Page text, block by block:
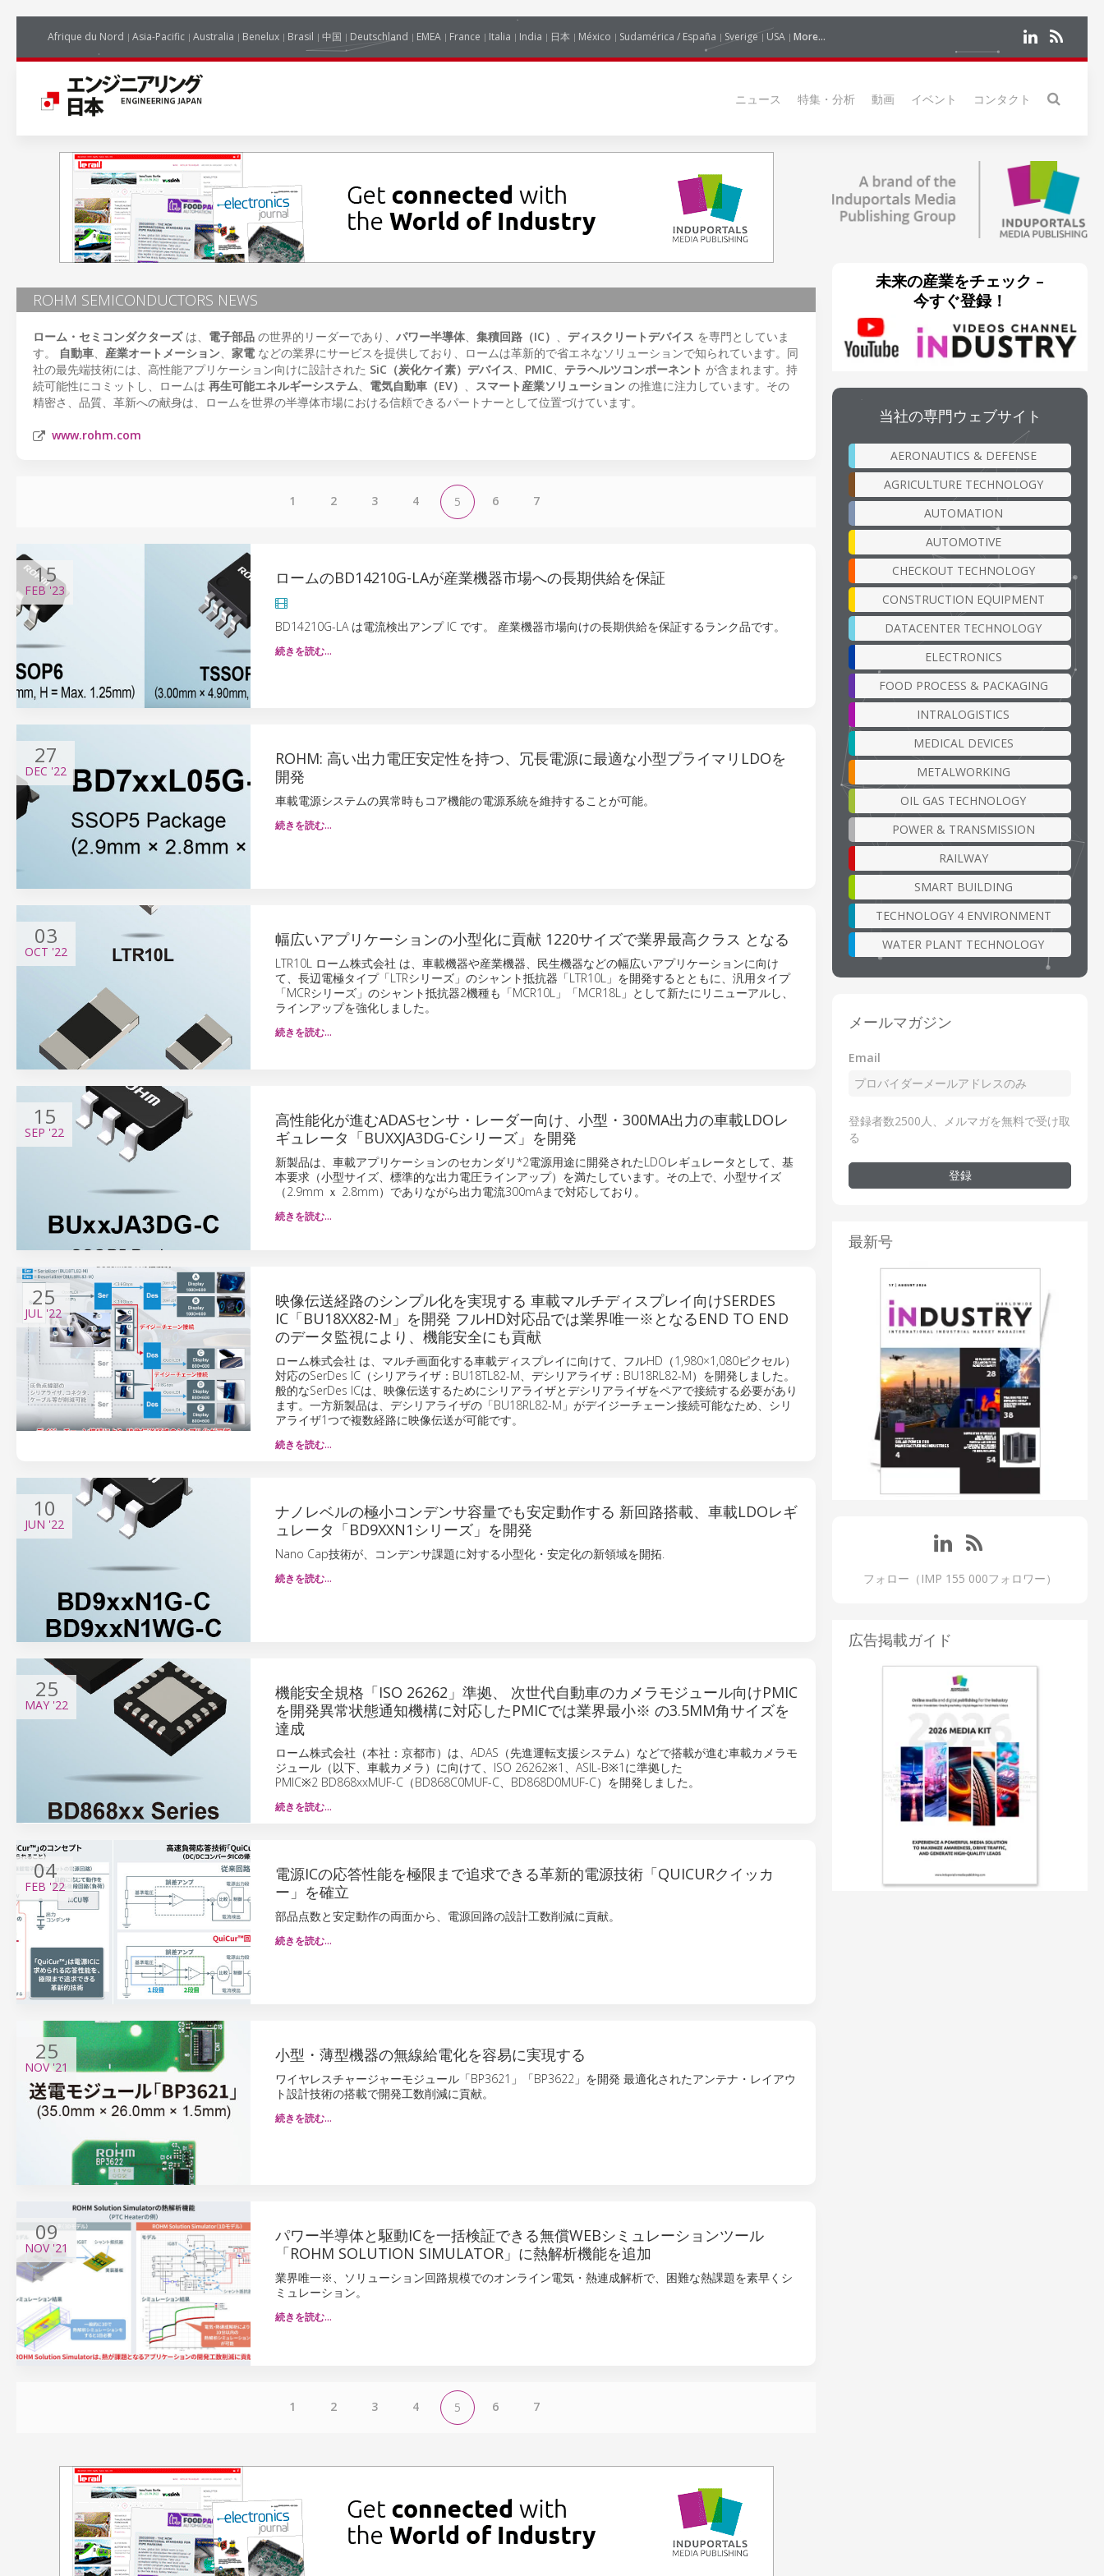
Afrique du Nord Asia-Pacific Australia Benelux Brasil 中国 Deutschland EMEA France Italia India 日本 México Sudamérica / España Sverige USA More...
ニュース 特集・分析 動画 イベント コンタクト
ROHM SEMICONDUCTORS NEWS
ローム・セミコンダクターズは、 電子部品 の世界的リーダーであり、 パワー半導体、 集積回路（IC） 、 ディスクリートデバイス を専門としていま
す。
自動車、 産業オートメーション、 家電 などの業界にサービスを提供しており、ロームは革新的で省エネなソリューションで知られています。同
社の最先端技術には、高性能アプリケーション向けに設計された SiC（炭化ケイ素）デバイス、 PMIC、 テラヘルツコンポーネント が含まれます。持
続可能性にコミットし、ロームは 再生可能エネルギーシステム、 電気自動車（EV） 、 スマート産業ソリューション の推進に注力しています。その
精密さ、品質、革新への献身は、ロームを世界の半導体市場における信頼できるパートナーとして位置づけています。
www.rohm.com
1 2 3 4 5 6 7
15
FEB'23
ロームのBD14210G-LAが産業機器市場への長期供給を保証
BD14210G-LA は電流検出アンプ IC です。 産業機器市場向けの長期供給を保証するランク品です。
続きを読む…
27
DEC '22
ROHM: 高い出力電圧安定性を持つ、冗長電源に最適な小型プライマリLDOを
開発
車載電源システムの異常時もコア機能の電源系統を維持することが可能。
続きを読む…
03
OCT '22
幅広いアプリケーションの小型化に貢献 1220サイズで業界最高クラス となる
LTR10L ローム株式会社 は、車載機器や産業機器、民生機器などの幅広いアプリケーションに向け
て、長辺電極タイプ「LTRシリーズ」のシャント抵抗器「LTR10L」を開発するとともに、汎用タイプ
「MCRシリーズ」のシャント抵抗器2機種も「MCR10L」「MCR18L」として新たにリニューアルし、
ラインアップを強化しました。
続きを読む…
15
SEP '22
高性能化が進むADASセンサ・レーダー向け、小型・300MA出力の車載LDOレ
ギュレータ「BUXXJA3DG-Cシリーズ」を開発
新製品は、車載アプリケーションのセカンダリ*2電源用途に開発されたLDOレギュレータとして、基
本要求（小型サイズ、標準的な出力電圧ラインアップ）を満たしています。その上で、小型サイズ
（2.9mm ｘ 2.8mm）でありながら出力電流300mAまで対応しており。
続きを読む…
25
JUL '22
映像伝送経路のシンプル化を実現する 車載マルチディスプレイ向けSERDES
IC「BU18XX82-M」を開発 フルHD対応品では業界唯一※となるEND TO END
のデータ監視により、機能安全にも貢献
ローム株式会社 は、マルチ画面化する車載ディスプレイに向けて、フルHD（1,980×1,080ピクセル）
対応のSerDes IC（シリアライザ：BU18TL82-M、デシリアライザ：BU18RL82-M）を開発しました。
般的なSerDes ICは、映像伝送するためにシリアライザとデシリアライザをペアで接続する必要があり
ます。一方新製品は、デシリアライザの「BU18RL82-M」がデイジーチェーン接続可能なため、シリ
アライザ1つで複数経路に映像伝送が可能です。
続きを読む…
10
JUN '22
ナノレベルの極小コンデンサ容量でも安定動作する 新回路搭載、車載LDOレギ
ュレータ「BD9XXN1シリーズ」を開発
Nano Cap技術が、コンデンサ課題に対する小型化・安定化の新領域を開拓.
続きを読む…
25
MAY '22
機能安全規格「ISO 26262」準拠、 次世代自動車のカメラモジュール向けPMIC
を開発異常状態通知機構に対応したPMICでは業界最小※ の3.5MM角サイズを
達成
ローム株式会社（本社：京都市）は、ADAS（先進運転支援システム）などで搭載が進む車載カメラモ
ジュール（以下、車載カメラ）に向けて、ISO 26262※1、ASIL-B※1に準拠した
PMIC※2 BD868xxMUF-C（BD868C0MUF-C、BD868D0MUF-C）を開発しました。
続きを読む…
04
FEB '22
電源ICの応答性能を極限まで追求できる革新的電源技術「QUICURクイッカ
ー」を確立
部品点数と安定動作の両面から、電源回路の設計工数削減に貢献。
続きを読む…
25
NOV'21
小型・薄型機器の無線給電化を容易に実現する
ワイヤレスチャージャーモジュール「BP3621」「BP3622」を開発 最適化されたアンテナ・レイアウ
ト設計技術の搭載で開発工数削減に貢献。
続きを読む…
09
NOV'21
パワー半導体と駆動ICを一括検証できる無償WEBシミュレーションツール
「ROHM SOLUTION SIMULATOR」に熱解析機能を追加
業界唯一※、ソリューション回路規模でのオンライン電気・熱連成解析で、困難な熱課題を素早くシ
ミュレーション。
続きを読む…
1 2 3 4 5 6 7
未来の産業をチェック –
今すぐ登録！
当社の専門ウェブサイト
AERONAUTICS & DEFENSE
AGRICULTURE TECHNOLOGY
AUTOMATION
AUTOMOTIVE
CHECKOUT TECHNOLOGY
CONSTRUCTION EQUIPMENT
DATACENTER TECHNOLOGY
ELECTRONICS
FOOD PROCESS & PACKAGING
INTRALOGISTICS
MEDICAL DEVICES
METALWORKING
OIL GAS TECHNOLOGY
POWER & TRANSMISSION
RAILWAY
SMART BUILDING
TECHNOLOGY 4 ENVIRONMENT
WATER PLANT TECHNOLOGY
メールマガジン
Email
登録者数2500人、メルマガを無料で受け取
る
登録
最新号
フォロー（IMP 155 000フォロワー）
広告掲載ガイド